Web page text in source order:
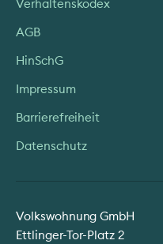
Volkswohnung GmbH
Ettlinger-Tor-Platz 2
Verhaltenskodex
AGB
HinSchG
Impressum
Barrierefreiheit
Datenschutz